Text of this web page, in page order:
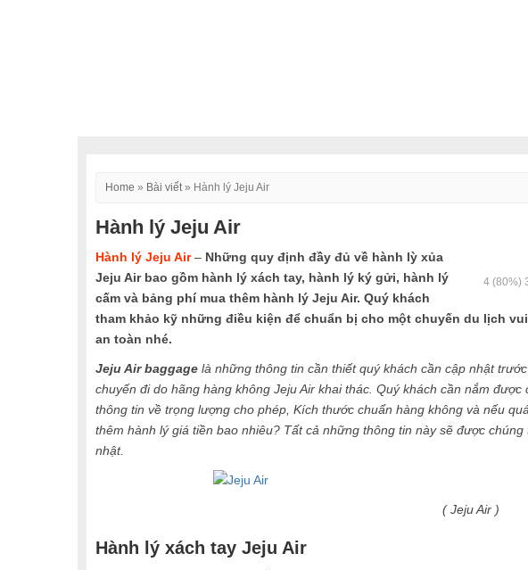
Home » Bài viết» Hành lý Jeju Air
Hành lý Jeju Air
4 (80%)
Hành lý Jeju Air– Những quy định đầy đủ về hành lỳ xủa
Jeju Air bao gồm hành lý xách tay, hành lý ký gửi, hành lý
cấm và bảng phí mua thêm hành lý Jeju Air. Quý khách
tham khảo kỹ những điều kiện để chuẩn bị cho một chuyến du lịch
an toàn nhé.
Jeju Air baggage là những thông tin cần thiết quý khách cần cập nhật
chuyến đi do hãng hàng không Jeju Air khai thác. Quý khách cần nắm được
thông tin về trọng lượng cho phép, Kích thước chuẩn hàng không và nếu
thêm hành lý giá tiền bao nhiêu? Tất cả những thông tin này sẽ được chúng
nhật.
( Jeju Air )
Hành lý xách tay Jeju Air